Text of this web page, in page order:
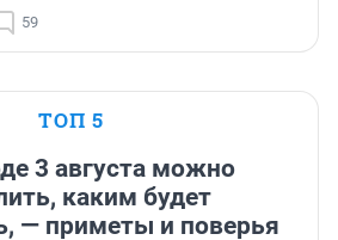
59
ТОП 5
3 августа можно
каким будет
— приметы и поверья